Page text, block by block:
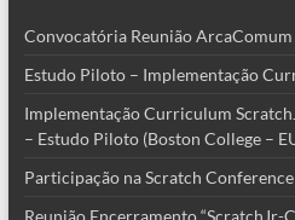
Convocatória Reunião ArcaComum
Estudo Piloto – Implementação
Implementação Curriculum
– Estudo Piloto (Boston College –
Participação na Scratch
Reunião Encerramento “ScratchJr-